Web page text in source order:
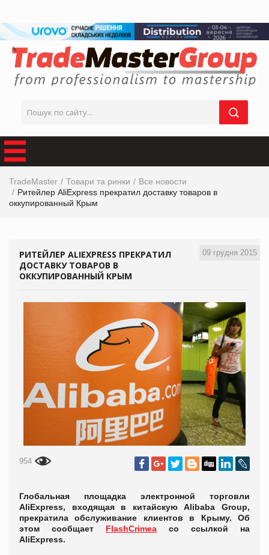
TradeMaster Товари та ринки
Все новости
Ритейлер AliExpress прекратил доставку товаров в
оккупированный Крым
09 грудня 2015
РИТЕЙЛЕР ALIEXPRESS ПРЕКРАТИЛ
ДОСТАВКУ ТОВАРОВ В
ОККУПИРОВАННЫЙ КРЫМ
954
Глобальная площадка электронной торговли
AliExpress, входящая в китайскую Alibaba Group,
прекратила обслуживание клиентов в Крыму. Об
этом сообщает FlashCrimea со ссылкой на
AliExpress.